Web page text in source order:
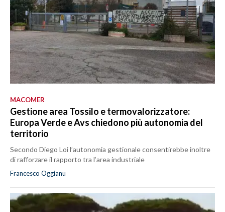
MACOMER
Gestione area Tossilo e termovalorizzatore:
Europa Verde e Avs chiedono più autonomia del
territorio
Secondo Diego Loi l’autonomia gestionale consentirebbe inoltre
di rafforzare il rapporto tra l’area industriale
Francesco Oggianu